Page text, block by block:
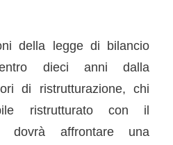
della legge di bilancio
dieci anni dalla
di ristrutturazione, chi
ristrutturato con il
dovrà affrontare una